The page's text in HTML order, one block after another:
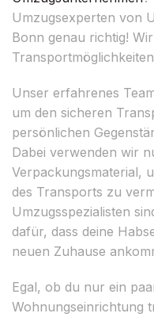
Umzugsexperten von
Bonn genau richtig!
Unser erfahrenes
um den sicheren
persönlichen
Dabei verwenden wir
Verpackungsmaterial,
des Transports zu
Umzugsspezialisten
dafür, dass deine
neuen Zuhause
Egal, ob du nur ein
Wohnungseinrichtung